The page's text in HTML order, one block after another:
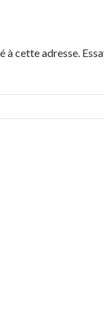
à cette adresse.